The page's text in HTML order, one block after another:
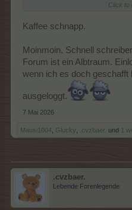
Click to
Kaffee schnapp.
Moinmoin. Schnell
Forum ist ein Albtraum.
wenn ich es doch geschafft
ausgeloggt.
7 Mai 2026
Mausi1004 Glucky .cvzbaer. und 1
.cvzbaer.
Lebende Forenlegende